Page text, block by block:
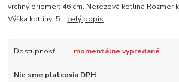
vrchný priemer: 46 cm. Nerezová kotlina Rozmer
Výška kotliny: 5... celý popis
Dostupnosť momentálne vypredané
Nie sme platcovia DPH